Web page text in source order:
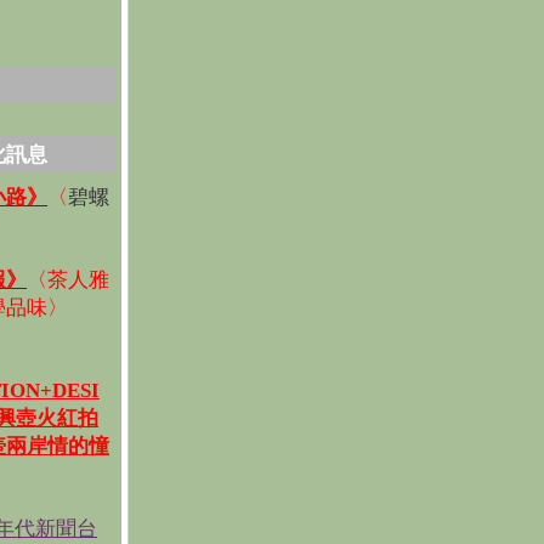
訊息
》 〈碧螺
〈茶人雅
味〉
壺火紅拍
岸情的憧
代新聞台